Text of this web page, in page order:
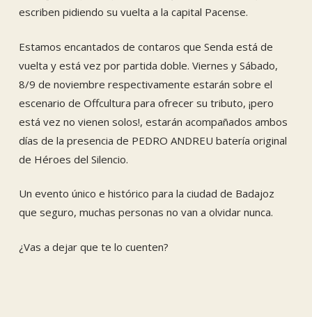
escriben pidiendo su vuelta a la capital Pacense.
Estamos encantados de contaros que Senda está de
vuelta y está vez por partida doble. Viernes y Sábado,
8/9 de noviembre respectivamente estarán sobre el
escenario de Offcultura para ofrecer su tributo, ¡pero
está vez no vienen solos!, estarán acompañados ambos
días de la presencia de PEDRO ANDREU batería original
de Héroes del Silencio.
Un evento único e histórico para la ciudad de Badajoz
que seguro, muchas personas no van a olvidar nunca.
¿Vas a dejar que te lo cuenten?